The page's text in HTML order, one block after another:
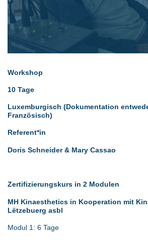
Workshop
10 Tage
Luxemburgisch (Dokumentation
Französisch)
Referent*in
Doris Schneider & Mary Cassao
Zertifizierungskurs in 2 Modulen
MH Kinaesthetics in Kooperation mit
Lëtzebuerg asbl
Modul 1: 6 Tage